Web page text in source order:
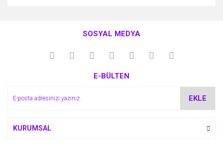
kullanarak tarafımıza iletebilirsiniz.
Görüş ve önerileriniz için teşekkür ederiz.
Ürün açıklamasında eksik bilgiler bulunuyor.
SOSYAL MEDYA
E-BÜLTEN
EKLE
KURUMSAL